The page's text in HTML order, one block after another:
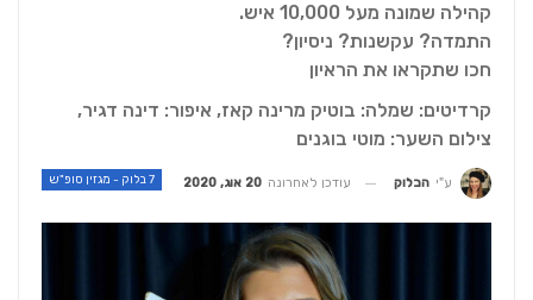
קהילה שמונה מעל 10,000 איש.
התמדה? עקשנות? ניסיון?
חכו שתקראו את הראיון
קרדיטים: שמלה: בוטיק מרינה קאז, איפור: דינה דגיר,
צילום השער: מוטי בוגנים
7 בלוק - מגזין סופ"ש ע"י הבלוק עודכן לאחרונה 20 אוג, 2020